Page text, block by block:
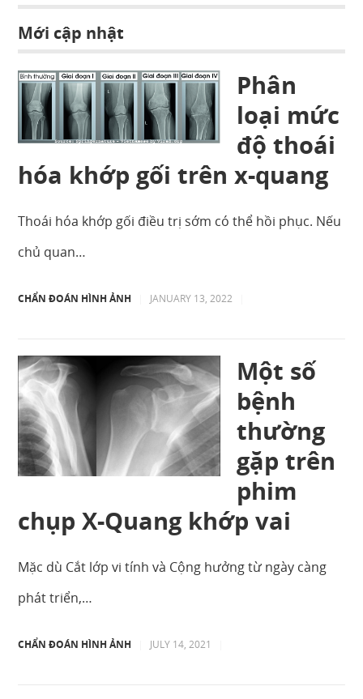
Mới cập nhật
Phân
loại mức
độ thoái
hóa khớp gối trên x-quang
Thoái hóa khớp gối điều trị sớm có thể hồi phục. Nếu
chủ quan…
CHẨN ĐOÁN HÌNH ẢNH JANUARY 13, 2022
Một số
bệnh
thường
gặp trên
phim
chụp X-Quang khớp vai
Mặc dù Cắt lớp vi tính và Cộng hưởng từ ngày càng
phát triển,…
CHẨN ĐOÁN HÌNH ẢNH JULY 14, 2021